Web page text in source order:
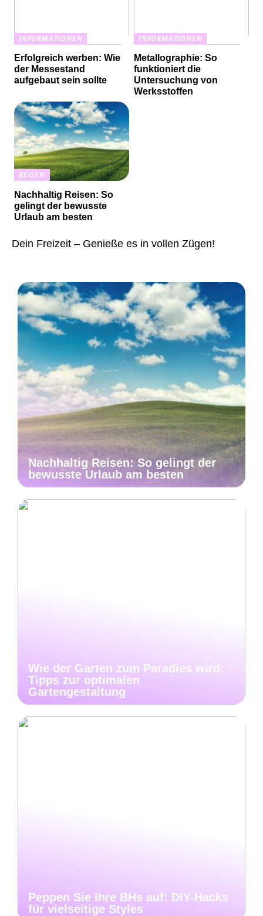
INFORMATIONEN
Erfolgreich werben: Wie
der Messestand
aufgebaut sein sollte
INFORMATIONEN
Metallographie: So
funktioniert die
Untersuchung von
Werksstoffen
REISEN
Nachhaltig Reisen: So
gelingt der bewusste
Urlaub am besten
Dein Freizeit – Genieße es in vollen Zügen!
Nachhaltig Reisen: So gelingt der
bewusste Urlaub am besten
Wie der Garten zum Paradies wird:
Tipps zur optimalen
Gartengestaltung
Peppen Sie Ihre BHs auf: DIY-Hacks
für vielseitige Styles